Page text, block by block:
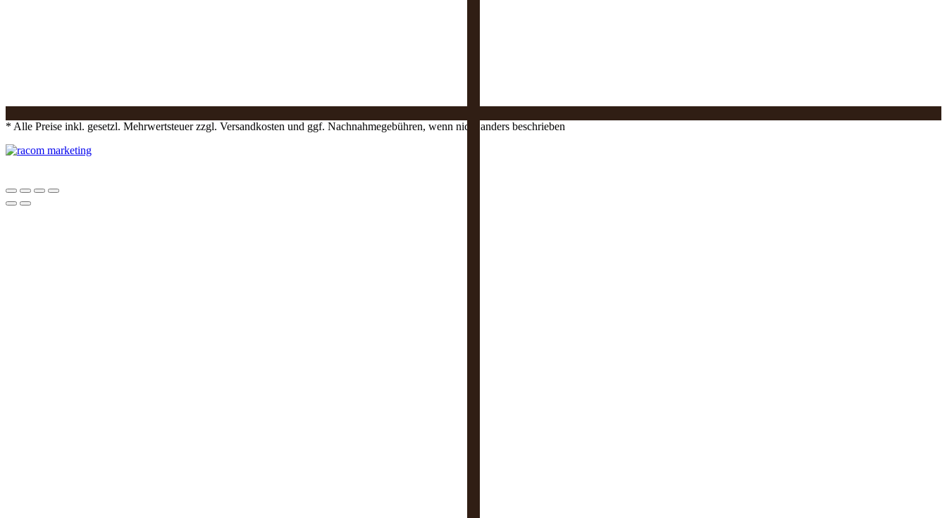
* Alle Preise inkl. gesetzl. Mehrwertsteuer zzgl. Versandkosten und ggf. Nachnahmegebühren, wenn nicht anders beschrieben